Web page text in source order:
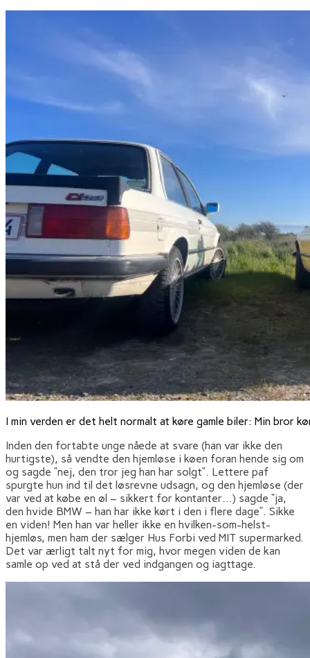
I min verden er det helt normalt at køre gamle biler: Min bror
Inden den fortabte unge nåede at svare (han var ikke den
hurtigste), så vendte den hjemløse i køen foran hende sig om
og sagde “nej, den tror jeg han har solgt”. Lettere paf
spurgte hun ind til det løsrevne udsagn, og den hjemløse (der
var ved at købe en øl – sikkert for kontanter…) sagde “ja,
den hvide BMW – han har ikke kørt i den i flere dage”. Sikke
en viden! Men han var heller ikke en hvilken-som-helst-
hjemløs, men ham der sælger Hus Forbi ved MIT supermarked.
Det var ærligt talt nyt for mig, hvor megen viden de kan
samle op ved at stå der ved indgangen og iagttage.